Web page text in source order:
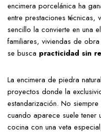
encimera porcelánica ha
entre prestaciones técnicas,
sencillo la convierte en una
familiares, viviendas de
se busca practicidad sin
La encimera de piedra
proyectos donde la
estandarización. No
cuando aparece suele tener
cocina con una veta